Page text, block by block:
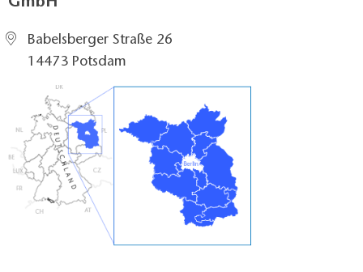
Babelsberger Straße 26
14473 Potsdam